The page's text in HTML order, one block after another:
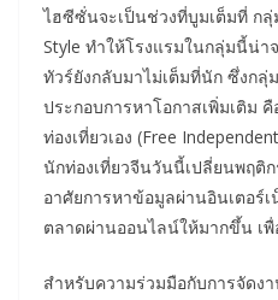
ไฮซีซั่นจะเป็นช่วงที่บูมเต็มที่ กลุ่
Style ทำให้โรงแรมในกลุ่มนี้น่า
ทัวร์ยังกลับมาไม่เต็มที่นัก ซึ่งกลุ่
ประกอบการหาโอกาสเพิ่มเติม
ท่องเที่ยวเอง (Free
นักท่องเที่ยวจีนวันนี้เปลี่ยนพฤติก
อาศัยการหาข้อมูลผ่านอินเตอร์
ตลาดผ่านออนไลน์ให้มากขึ้น เ
สำหรับความร่วมมือกับการจัดง